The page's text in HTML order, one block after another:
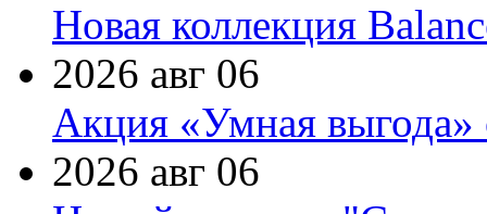
Новая коллекция
2026 авг 06
Акция «Умная выгода»
2026 авг 06